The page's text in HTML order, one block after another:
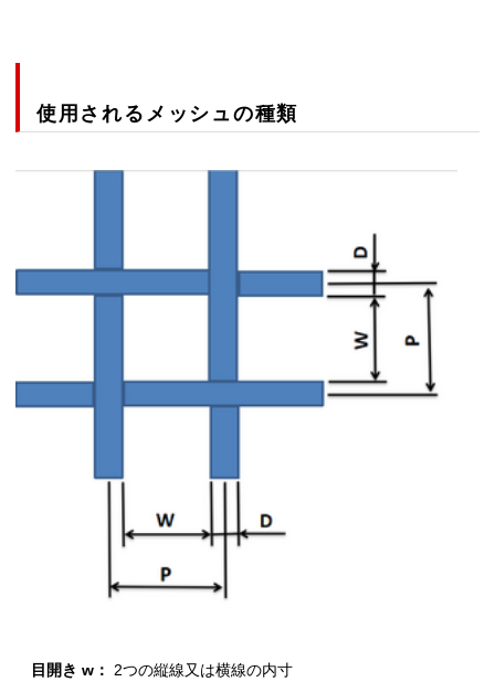
使用されるメッシュの種類
目開き w： 2つの縦線又は横線の内寸